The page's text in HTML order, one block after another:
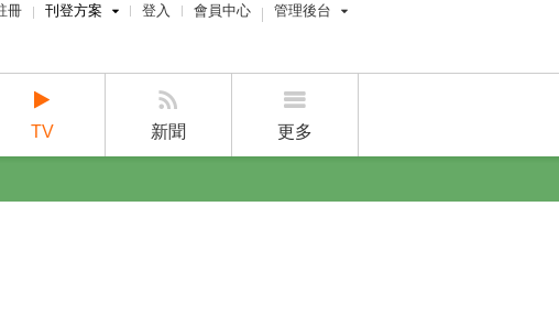
冊 刊登方案
賣屋刊登
登入 會員中心 管理後台
經紀人員管理後台
TV 新聞 更多